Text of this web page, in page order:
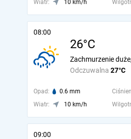
Wiatr: 10 km/h
08:00
26°C
Odczuwalna 27°C
Zachmurzenie
Opad: 0.6 mm
Wiatr:
10 km/h
09:00